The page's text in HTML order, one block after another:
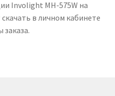
Involight MH-575W на
в личном кабинете